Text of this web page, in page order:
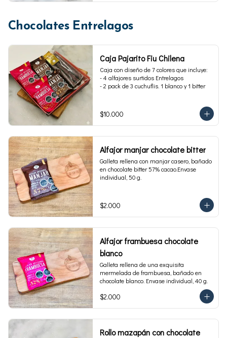
Chocolates Entrelagos
Caja Pajarito Fiu Chilena
Caja con diseño de 7 colores que incluye:
- 4 alfajores surtidos Entrelagos
- 2 pack de 3 cuchuflis. 1 blanco y 1 bitter
$10.000
Alfajor manjar chocolate bitter
Galleta rellena con manjar casero, bañado
en chocolate bitter 57% cacao.Envase
individual, 50 g.
$2.000
Alfajor frambuesa chocolate
blanco
Galleta rellena de una exquisita
mermelada de frambuesa, bañado en
chocolate blanco. Envase individual, 40 g.
$2.000
Rollo mazapán con chocolate